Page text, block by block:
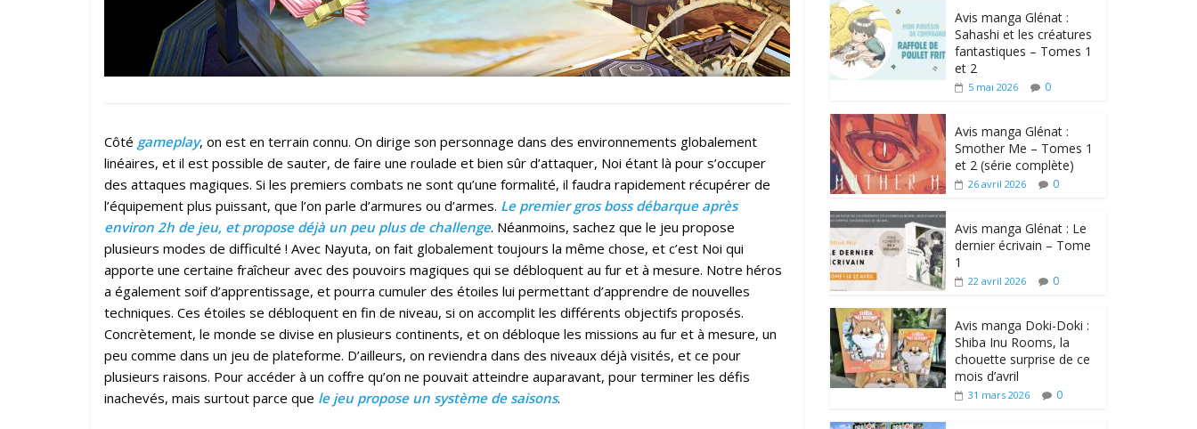
Côté gameplay, on est en terrain connu. On dirige son personnage dans des environnements globalement
linéaires, et il est possible de sauter, de faire une roulade et bien sûr d’attaquer, Noi étant là pour s’occuper
des attaques magiques. Si les premiers combats ne sont qu’une formalité, il faudra rapidement récupérer de
l’équipement plus puissant, que l’on parle d’armures ou d’armes. Le premier gros boss débarque après
environ 2h de jeu, et propose déjà un peu plus de challenge. Néanmoins, sachez que le jeu propose
plusieurs modes de difficulté ! Avec Nayuta, on fait globalement toujours la même chose, et c’est Noi qui
apporte une certaine fraîcheur avec des pouvoirs magiques qui se débloquent au fur et à mesure. Notre héros
a également soif d’apprentissage, et pourra cumuler des étoiles lui permettant d’apprendre de nouvelles
techniques. Ces étoiles se débloquent en fin de niveau, si on accomplit les différents objectifs proposés.
Concrètement, le monde se divise en plusieurs continents, et on débloque les missions au fur et à mesure, un
peu comme dans un jeu de plateforme. D’ailleurs, on reviendra dans des niveaux déjà visités, et ce pour
plusieurs raisons. Pour accéder à un coffre qu’on ne pouvait atteindre auparavant, pour terminer les défis
inachevés, mais surtout parce que le jeu propose un système de saisons.
Avis manga Glénat :
Sahashi et les créatures
fantastiques – Tomes 1
et 2
5 mai 2026 0
Avis manga Glénat :
Smother Me – Tomes 1
et 2 (série complète)
26 avril 2026 0
Avis manga Glénat : Le
dernier écrivain – Tome
1
22 avril 2026 0
Avis manga Doki-Doki :
Shiba Inu Rooms, la
chouette surprise de ce
mois d’avril
31 mars 2026 0